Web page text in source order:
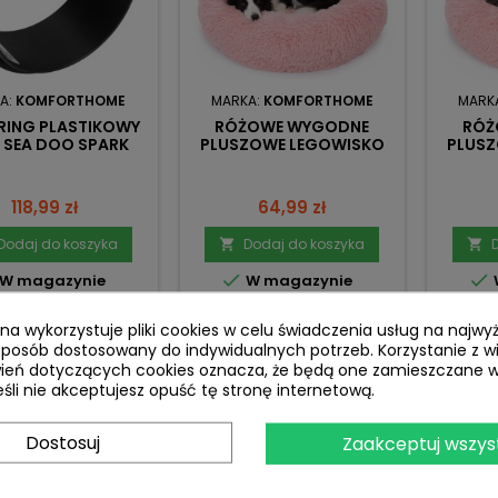
KOMFORTHOME
PLASTIKOWY
DOO SPARK
Cena
118,99 zł
do koszyka
W magazynie
MARKA: KOMFORTHOME
RÓŻOWE WYGODNE
PLUSZOWE LEGOWISKO
Cena
64,99 zł
 Dodaj do koszyka
 W magazynie


wykorzystuje pliki cookies w celu świadczenia usług na
dostosowany do indywidualnych potrzeb. Korzystanie z
dotyczących cookies oznacza, że będą one zamieszczane
nie akceptujesz opuść tę stronę internetową.
Dostosuj Zaakceptuj